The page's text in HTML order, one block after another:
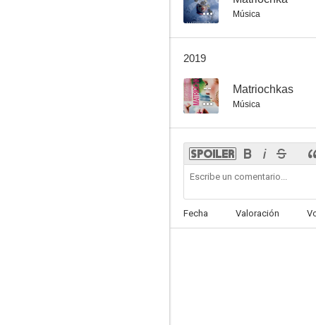
Música
2019
-- Matriochkas
Música
Fecha Valoración